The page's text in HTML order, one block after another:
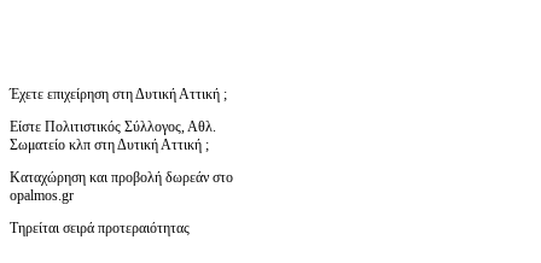
Έχετε επιχείρηση στη Δυτική Αττική ;
Είστε Πολιτιστικός Σύλλογος, Αθλ.
Σωματείο κλπ στη Δυτική Αττική ;
Καταχώρηση και προβολή δωρεάν στο
opalmos.gr
Τηρείται σειρά προτεραιότητας